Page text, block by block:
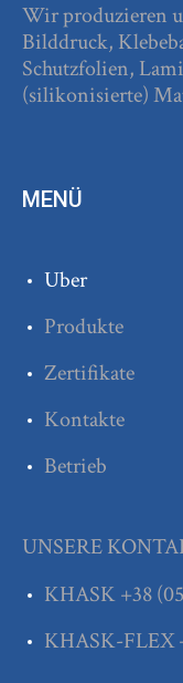
Wir produzieren
Bilddruck,
Schutzfolien,
(silikonisierte)
MENÜ
Uber
Produkte
Zertifikate
Kontakte
Betrieb
UNSERE
KHASK+38
KHASK-FLEX